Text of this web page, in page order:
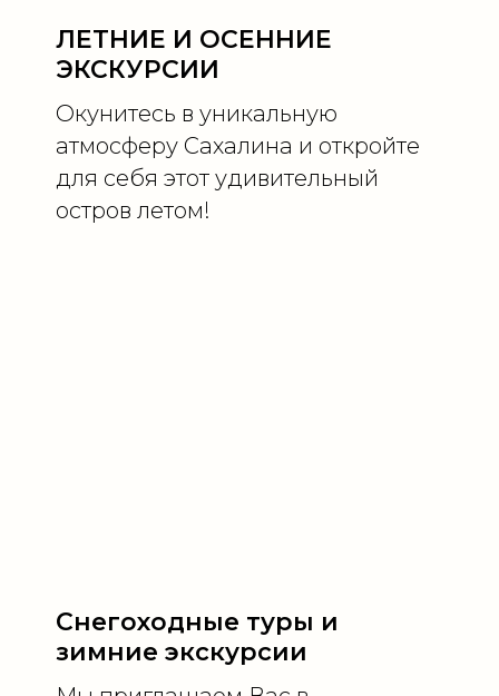
ЛЕТНИЕ И ОСЕННИЕ
ЭКСКУРСИИ
Окунитесь в уникальную
атмосферу Сахалина и откройте
для себя этот удивительный
остров летом!
Снегоходные туры и
зимние экскурсии